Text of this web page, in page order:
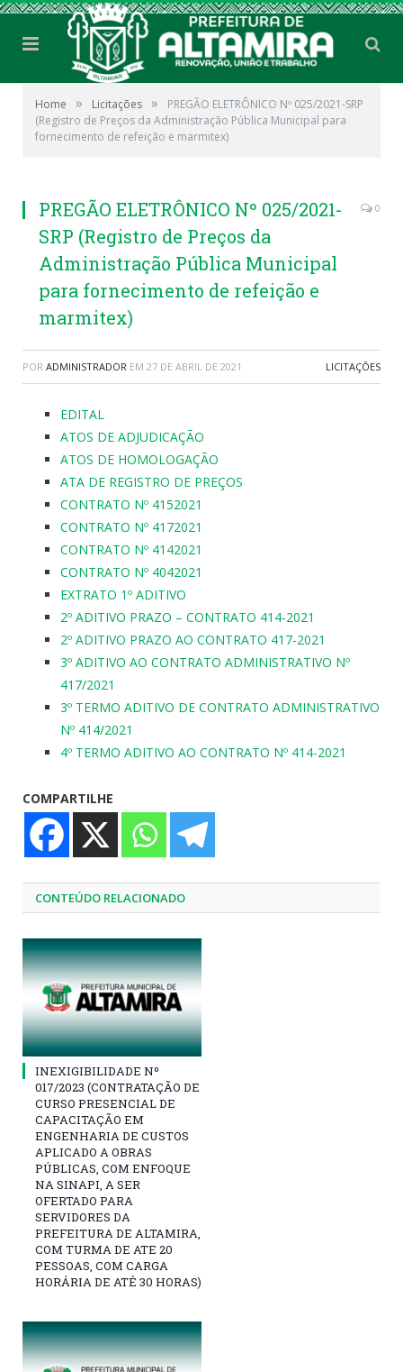
Home » Licitações »
PREGÃO ELETRÔNICO Nº 025/2021-SRP
(Registro de Preços da Administração Pública Municipal para
fornecimento de refeição e marmitex)
PREGÃO ELETRÔNICO Nº 025/2021-
SRP (Registro de Preços da
Administração Pública Municipal
para fornecimento de refeição e
marmitex)
0
POR ADMINISTRADOR EM 27 DE ABRIL DE 2021 LICITAÇÕES
EDITAL
ATOS DE ADJUDICAÇÃO
ATOS DE HOMOLOGAÇÃO
ATA DE REGISTRO DE PREÇOS
CONTRATO Nº 4152021
CONTRATO Nº 4172021
CONTRATO Nº 4142021
CONTRATO Nº 4042021
EXTRATO 1º ADITIVO
2º ADITIVO PRAZO – CONTRATO 414-2021
2º ADITIVO PRAZO AO CONTRATO 417-2021
3º ADITIVO AO CONTRATO ADMINISTRATIVO Nº
417/2021
3º TERMO ADITIVO DE CONTRATO ADMINISTRATIVO
Nº 414/2021
4º TERMO ADITIVO AO CONTRATO Nº 414-2021
COMPARTILHE
CONTEÚDO RELACIONADO
INEXIGIBILIDADE Nº
017/2023 (CONTRATAÇÃO DE
CURSO PRESENCIAL DE
CAPACITAÇÃO EM
ENGENHARIA DE CUSTOS
APLICADO A OBRAS
PÚBLICAS, COM ENFOQUE
NA SINAPI, A SER
OFERTADO PARA
SERVIDORES DA
PREFEITURA DE ALTAMIRA,
COM TURMA DE ATE 20
PESSOAS, COM CARGA
HORÁRIA DE ATÉ 30 HORAS)